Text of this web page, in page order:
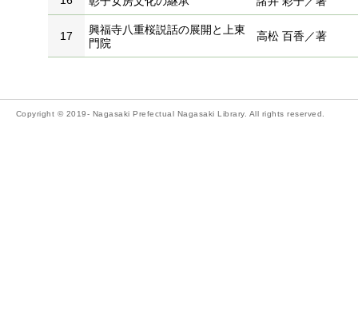
17
興福寺八重桜説話の展開と上東
門院
高松 百香／著
Copyright © 2019- Nagasaki Prefectual Nagasaki Library. All rights reserved.